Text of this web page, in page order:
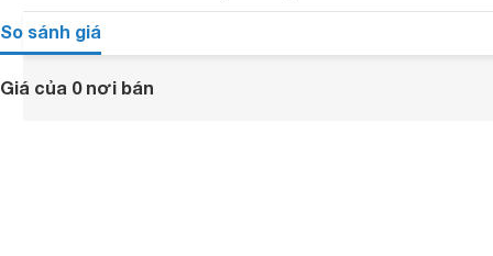
So sánh giá
Giá của 0 nơi bán